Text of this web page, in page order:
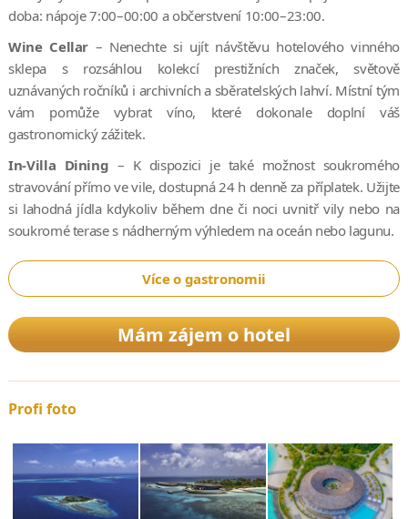
doba: nápoje 7:00–00:00 a občerstvení 10:00–23:00.
Wine Cellar – Nenechte si ujít návštěvu hotelového vinného
sklepa s rozsáhlou kolekcí prestižních značek, světově
uznávaných ročníků i archivních a sběratelských lahví. Místní tým
vám pomůže vybrat víno, které dokonale doplní váš
gastronomický zážitek.
In-Villa Dining – K dispozici je také možnost soukromého
stravování přímo ve vile, dostupná 24 h denně za příplatek. Užijte
si lahodná jídla kdykoliv během dne či noci uvnitř vily nebo na
soukromé terase s nádherným výhledem na oceán nebo lagunu.
Více o gastronomii
Mám zájem o hotel
Profi foto